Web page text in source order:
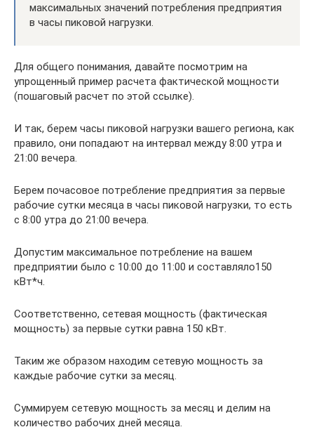
максимальных значений потребления предприятия
в часы пиковой нагрузки.
Для общего понимания, давайте посмотрим на
упрощенный пример расчета фактической мощности
(пошаговый расчет по этой ссылке).
И так, берем часы пиковой нагрузки вашего региона, как
правило, они попадают на интервал между 8:00 утра и
21:00 вечера.
Берем почасовое потребление предприятия за первые
рабочие сутки месяца в часы пиковой нагрузки, то есть
с 8:00 утра до 21:00 вечера.
Допустим максимальное потребление на вашем
предприятии было с 10:00 до 11:00 и составляло150
кВт*ч.
Соответственно, сетевая мощность (фактическая
мощность) за первые сутки равна 150 кВт.
Таким же образом находим сетевую мощность за
каждые рабочие сутки за месяц.
Суммируем сетевую мощность за месяц и делим на
количество рабочих дней месяца.